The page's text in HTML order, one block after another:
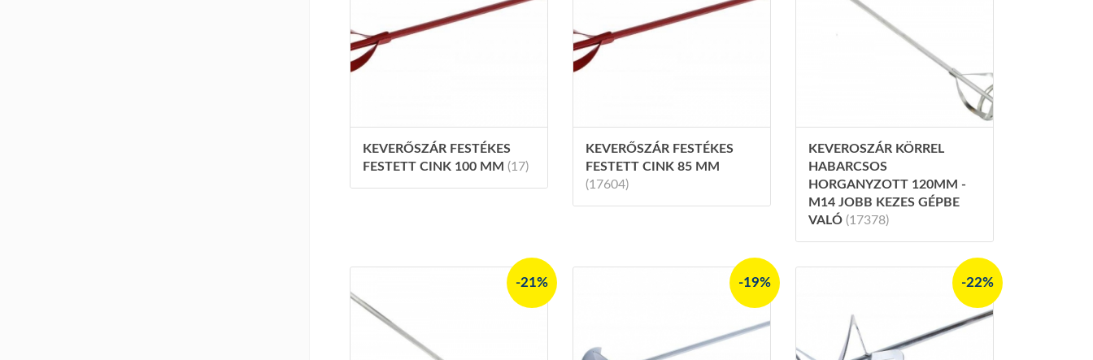
KEVERŐSZÁR FESTÉKES
FESTETT CINK 100 MM (17)
KEVERŐSZÁR FESTÉKES
FESTETT CINK 85 MM
(17604)
KEVEROSZÁR KÖRREL
HABARCSOS
HORGANYZOTT 120MM -
M14 JOBB KEZES GÉPBE
VALÓ (17378)
-21% -19% -22%